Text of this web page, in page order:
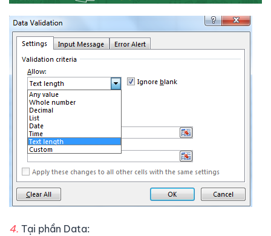
4. Tại phần Data: